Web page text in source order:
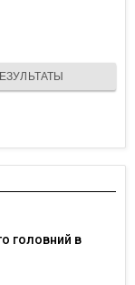
головний в